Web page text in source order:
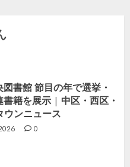
書館 節目の年で選挙・
書籍を展示 | 中区・西区・
ンニュース
0